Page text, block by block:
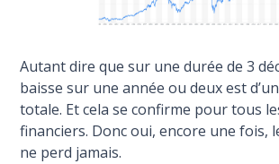
Autant dire que sur une durée de 3
baisse sur une année ou deux est
totale. Et cela se confirme pour tous
financiers. Donc oui, encore une fois,
ne perd jamais.